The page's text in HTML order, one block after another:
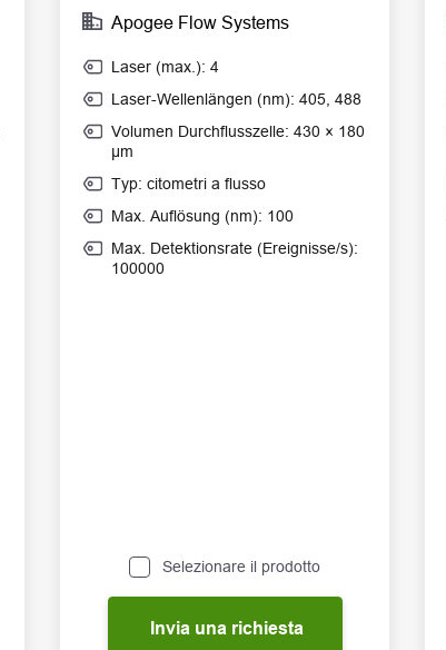
Apogee Flow Systems
Laser (max.): 4
Laser-Wellenlängen (nm): 405, 488
Volumen Durchflusszelle: 430 × 180
μm
Typ: citometri a flusso
Max. Auflösung (nm): 100
Max. Detektionsrate (Ereignisse/s):
100000
Selezionare il prodotto
Invia una richiesta